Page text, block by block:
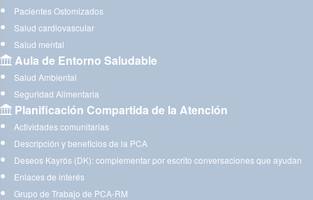
Pacientes Ostomizados
Salud cardiovascular
Salud mental
Aula de Entorno Saludable
Salud Ambiental
Seguridad Alimentaria
Planificación Compartida de la Atención
Actividades comunitarias
Descripción y beneficios de la PCA
Deseos Kayrós (DK): complementar por escrito conversaciones que ayudan
Enlaces de interés
Grupo de Trabajo de PCA-RM